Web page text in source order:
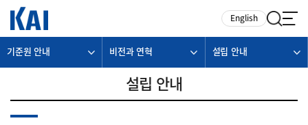
English
기준원 안내 비전과 연혁 설립 안내
설립 안내